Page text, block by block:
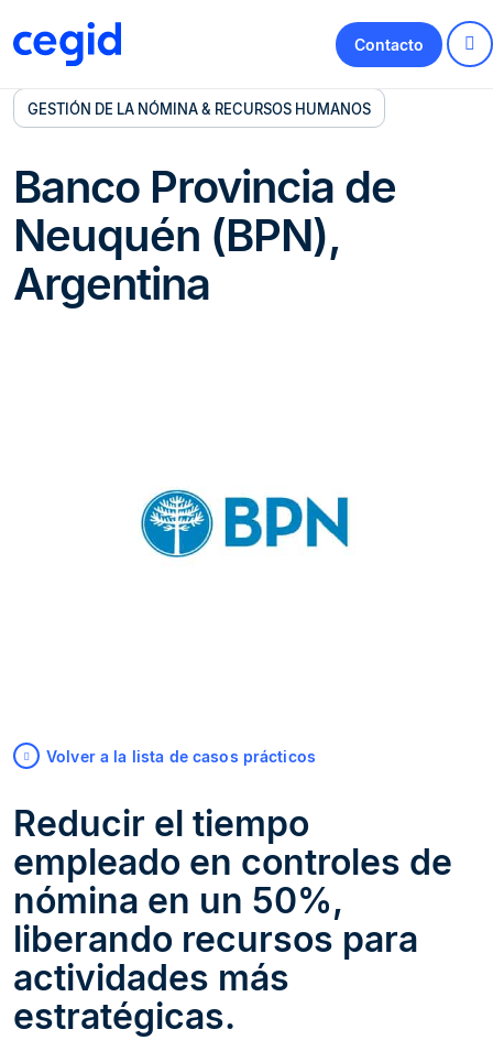
Contacto
GESTIÓN DE LA NÓMINA & RECURSOS HUMANOS
Banco Provincia de
Neuquén (BPN),
Argentina
Volver a la lista de casos prácticos
Reducir el tiempo
empleado en controles de
nómina en un 50%,
liberando recursos para
actividades más
estratégicas.